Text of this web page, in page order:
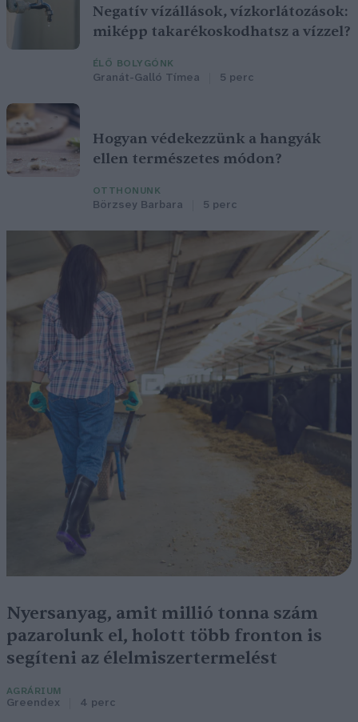
Negatív vízállások, vízkorlátozások:
miképp takarékoskodhatsz a vízzel?
ÉLŐ BOLYGÓNK
Granát-Galló Tímea 5 perc
Hogyan védekezzünk a hangyák
ellen természetes módon?
OTTHONUNK
Börzsey Barbara 5 perc
Nyersanyag, amit millió tonna szám
pazarolunk el, holott több fronton is
segíteni az élelmiszertermelést
AGRÁRIUM
Greendex 4 perc